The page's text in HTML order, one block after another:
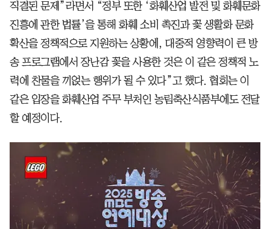
직결된 문제”라면서 “정부 또한 ‘화훼산업 발전 및 화훼문화
진흥에 관한 법률’을 통해 화훼 소비 촉진과 꽃 생활화 문화
확산을 정책적으로 지원하는 상황에, 대중적 영향력이 큰 방
송 프로그램에서 장난감 꽃을 사용한 것은 이 같은 정책적 노
력에 찬물을 끼얹는 행위가 될 수 있다”고 했다. 협회는 이
같은 입장을 화훼산업 주무 부처인 농림축산식품부에도 전달
할 예정이다.